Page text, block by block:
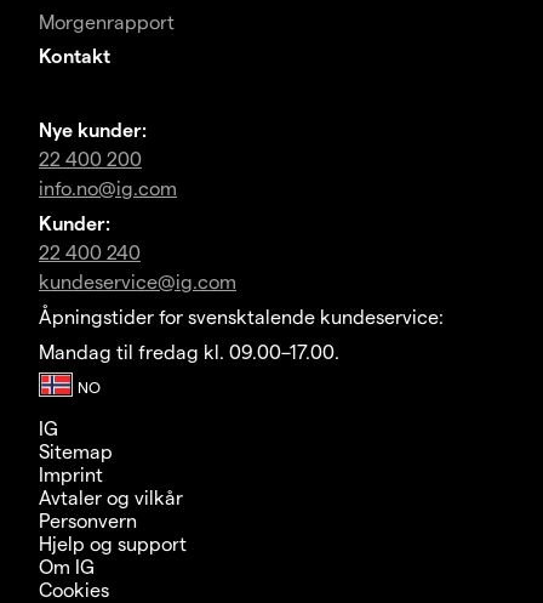
Morgenrapport
Kontakt
Nye kunder:
22 400 200
info.no@ig.com
Kunder:
22 400 240
kundeservice@ig.com
Åpningstider for svensktalende kundeservice:
Mandag til fredag kl. 09.00–17.00.
IG
Sitemap
Imprint
Avtaler og vilkår
Personvern
Hjelp og support
Om IG
Cookies